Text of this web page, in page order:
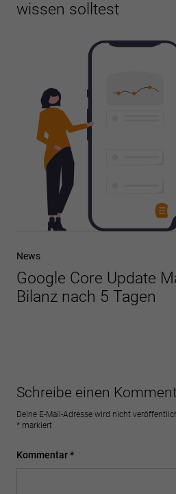
wissen solltest
News
Google Core Update
Bilanz nach 5 Tagen
Schreibe einen
Deine E-Mail-Adresse wird nicht
* markiert
Kommentar*